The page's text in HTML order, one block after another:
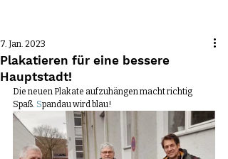
Plakatieren für eine bessere
Hauptstadt!
7. Jan. 2023
Die neuen Plakate aufzuhängen macht richtig
Spaß. Spandau wird blau!